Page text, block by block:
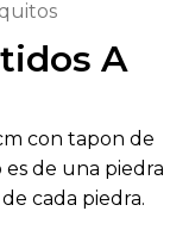
A
con tapon de
es de una piedra
cada piedra.